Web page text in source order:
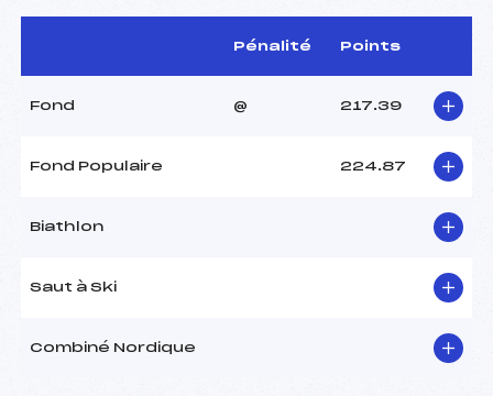
Pénalité Points
Fond @ 217.39
Fond Populaire 224.87
Biathlon
Saut à Ski
Combiné Nordique